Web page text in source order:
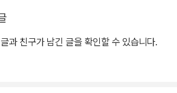
이’라는 곳은 과연 어떤 곳일까? 방금 전까
연을 펼치다 사라진 모든 것이 있는 곳. 그리
라는 소리를 들어야만 나갈 수 있는 곳. 레온
의 환상 여행을 통해 지금까지 자신이 믿고 꿈
과 친구가 남긴 글을 확인할 수 있습니다.